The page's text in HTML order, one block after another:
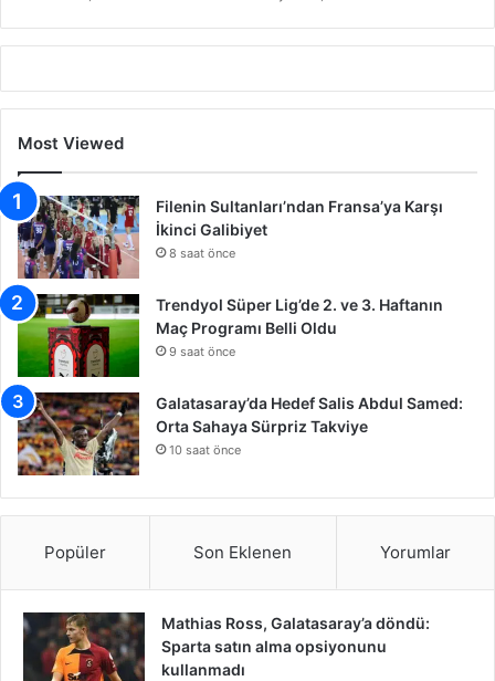
Most Viewed
Filenin Sultanları’ndan Fransa’ya Karşı
İkinci Galibiyet
8 saat önce
Trendyol Süper Lig’de 2. ve 3. Haftanın
Maç Programı Belli Oldu
9 saat önce
Galatasaray’da Hedef Salis Abdul Samed:
Orta Sahaya Sürpriz Takviye
10 saat önce
Popüler Son Eklenen Yorumlar
Mathias Ross, Galatasaray’a döndü:
Sparta satın alma opsiyonunu
kullanmadı